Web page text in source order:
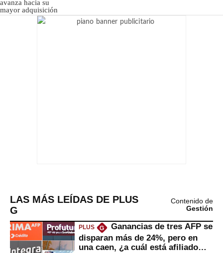
LAS MÁS LEÍDAS DE PLUS
G
Contenido de
Gestión
PLUS G
Ganancias de tres AFP se
disparan más de 24%, pero en
una caen, ¿a cuál está afiliado